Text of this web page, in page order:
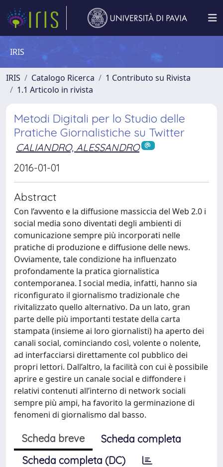
IRIS
IRIS Catalogo Ricerca
1 Contributo su Rivista
1.1 Articolo in rivista
Metodi Digitali per lo Studio delle
Pratiche Giornalistiche su Twitter
CALIANDRO, ALESSANDRO
2016-01-01
Abstract
Con l’avvento e la diffusione massiccia del Web 2.0 i
social media sono diventati degli ambienti di
comunicazione sempre più incorporati nelle
pratiche di produzione e diffusione delle news.
Ovviamente, tale condizione ha influenzato
profondamente la pratica giornalistica
contemporanea. I social media, infatti, hanno sia
riconfigurato il giornalismo tradizionale che
rivitalizzato quello alternativo. Da un lato, gran
parte delle più importanti testate della carta
stampata (insieme ai loro giornalisti) ha aperto dei
canali social, cominciando così, volente o nolente,
ad interfacciarsi direttamente col pubblico dei
propri lettori. Dall’altro, la facilità con cui è possibile
aprire e gestire un canale social e diffondere i
relativi contenuti all’interno di network sociali
sempre più ampi, ha favorito la germinazione di
fenomeni di giornalismo dal basso.
Scheda breve
Scheda completa
Scheda completa (DC)